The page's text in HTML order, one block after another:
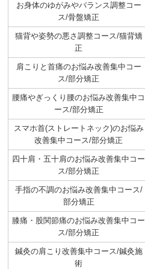
お身体のゆがみやバランス調整コー
ス/骨盤矯正
猫背や姿勢の悪さ調整コース/猫背矯
正
肩こりと首痛のお悩み改善集中コー
ス/部分矯正
腰痛やぎっくり腰のお悩み改善集中コ
ース/部分矯正
スマホ首(ストレートネック)のお悩み
改善集中コース/部分矯正
四十肩・五十肩のお悩み改善集中コー
ス/部分矯正
手指の不調のお悩み改善集中コース/
部分矯正
膝痛・股関節痛のお悩み改善集中コー
ス/部分矯正
鍼灸の肩こり改善集中コース/鍼灸施
術